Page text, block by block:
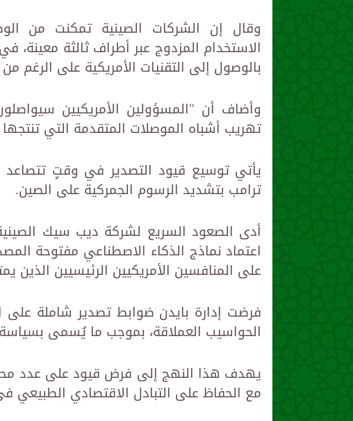
وقال إن الشركات الصينية تمكنت من
الاستخدام المزدوج عبر أطراف ثالثة
بالوصول إلى التقنيات الأمريكية على الرغم
وأضاف أن "المسؤولين الأمريكيين
تهريب أشباه الموصلات المتقدمة التي
يأتي توسيع قيود التصدير في وقتٍ تتصاعد
ترامب بتشديد الرسوم الجمركية على الصين.
أدى الصعود السريع لشركة ديب سيك
اعتماد نماذج الذكاء الاصطناعي مفتوحة
على المنافسين الأمريكيين الرئيسيين الذين
فرضت إدارة بايدن ضوابط تصدير شاملة
الحواسيب العملاقة، بموجب ما يُسمى
يهدف هذا النهج إلى فرض قيود على عدد
مع الحفاظ على التبادل الاقتصادي الطبيعي